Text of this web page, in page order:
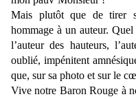
Mais plutôt que de tirer
hommage à un auteur.
l’auteur des hauteurs,
oublié, impénitent
que, sur sa photo et sur le
Vive notre Baron Rouge à